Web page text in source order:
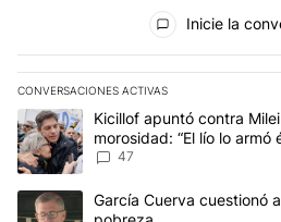
Todos los comentarios
Inicie la
CONVERSACIONES ACTIVAS
Este listado muestra los artículos
Un artículo de tendencia con el
Kicillof apuntó contra
morosidad: “El lío lo armó
47
Un artículo de tendencia con el
García Cuerva cuestionó